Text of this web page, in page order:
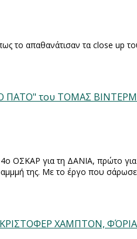
το απαθανάτισαν τα close up
ΠΑΤΟ" του ΤΟΜΑΣ
ΟΣΚΑΡ για τη ΔΑΝΙΑ, πρώτο
της. Με το έργο που σάρωσε
ΚΡΙΣΤΟΦΕΡ ΧΑΜΠΤΟΝ,